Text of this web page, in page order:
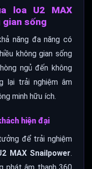
loa U2 MAX
sống
năng đa năng có
không gian sống
ngủ đến không
lại trải nghiệm âm
minh hữu ích.
hiện đại
để trải nghiệm
MAX Snailpower.